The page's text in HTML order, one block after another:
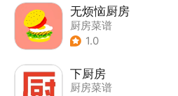
无烦恼厨房
厨房菜谱
1.0
下厨房
厨房菜谱